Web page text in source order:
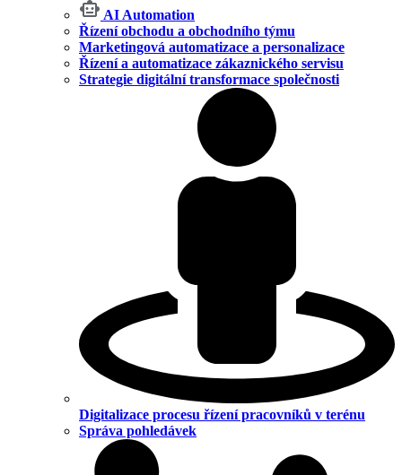
AI Automation
Řízení obchodu a obchodního týmu
Marketingová automatizace a personalizace
Řízení a automatizace zákaznického servisu
Strategie digitální transformace společnosti
Digitalizace procesu řízení pracovníků v terénu
Správa pohledávek